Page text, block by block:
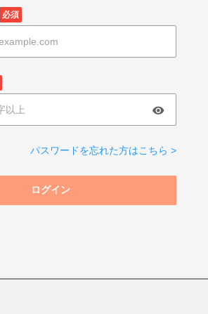
必須
パスワードを忘れた方はこちら >
ログイン